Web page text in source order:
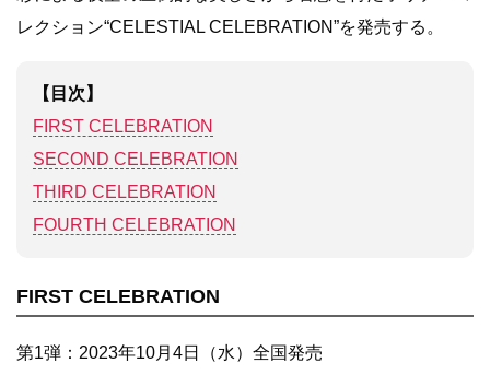
レクション“CELESTIAL CELEBRATION”を発売する。
【目次】
FIRST CELEBRATION
SECOND CELEBRATION
THIRD CELEBRATION
FOURTH CELEBRATION
FIRST CELEBRATION
第1弾：2023年10月4日（水）全国発売